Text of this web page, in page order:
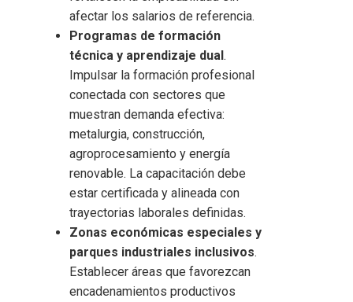
afectar los salarios de referencia.
Programas de formación
técnica y aprendizaje dual.
Impulsar la formación profesional
conectada con sectores que
muestran demanda efectiva:
metalurgia, construcción,
agroprocesamiento y energía
renovable. La capacitación debe
estar certificada y alineada con
trayectorias laborales definidas.
Zonas económicas especiales y
parques industriales inclusivos.
Establecer áreas que favorezcan
encadenamientos productivos